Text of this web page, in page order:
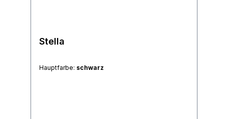
Stella
Hauptfarbe: schwarz